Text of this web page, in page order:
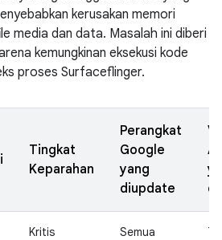
kerusakan memori
media dan data. Masalah ini diberi
kemungkinan eksekusi kode
proses Surfaceflinger.
Tingkat
Keparahan
Perangkat
Google
yang
diupdate
Kritis Semua